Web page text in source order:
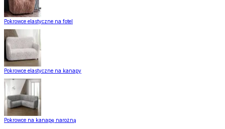
Pokrowce elastyczne na fotel
Pokrowce elastyczne na kanapy
Pokrowce na kanapę narożną